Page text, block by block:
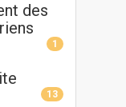
des
1
13